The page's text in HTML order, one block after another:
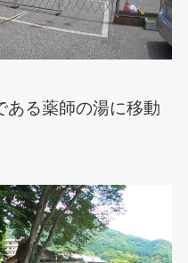
ある薬師の湯に移動